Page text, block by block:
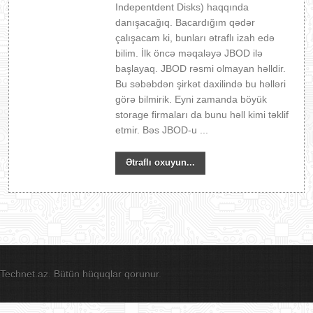
Indepentdent Disks) haqqında
danışacağıq. Bacardığım qədər
çalışacam ki, bunları ətraflı izah edə
bilim. İlk öncə məqaləyə JBOD ilə
başlayaq. JBOD rəsmi olmayan həlldir.
Bu səbəbdən şirkət daxilində bu həlləri
görə bilmirik. Eyni zamanda böyük
storage firmaları da bunu həll kimi təklif
etmir. Bəs JBOD-u ...
Ətraflı oxuyun...
Technet.az. Bütün hüquqlar qorunur.